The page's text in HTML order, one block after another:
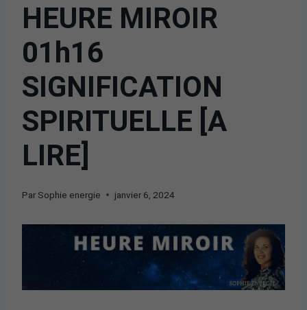
HEURE MIROIR
01h16
SIGNIFICATION
SPIRITUELLE [A
LIRE]
Par Sophie energie janvier 6, 2024